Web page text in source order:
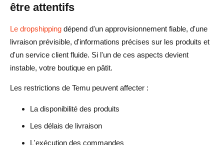
être attentifs
Le dropshipping dépend d'un approvisionnement fiable, d'une
livraison prévisible, d'informations précises sur les produits et
d'un service client fluide. Si l'un de ces aspects devient
instable, votre boutique en pâtit.
Les restrictions de Temu peuvent affecter :
La disponibilité des produits
Les délais de livraison
L'exécution des commandes